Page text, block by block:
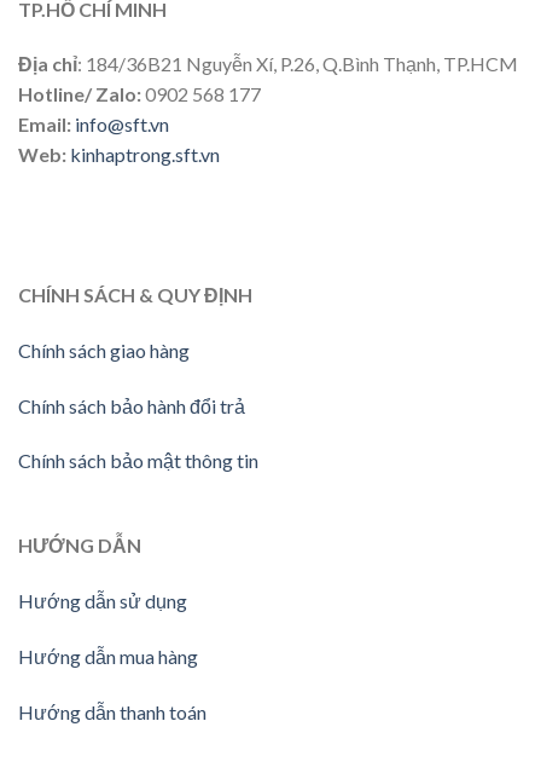
TP.HỒ CHÍ MINH
Địa chỉ: 184/36B21 Nguyễn Xí, P.26, Q.Bình Thạnh, TP.HCM
Hotline/ Zalo:0902 568 177
Email: info@sft.vn
Web: kinhaptrong.sft.vn
CHÍNH SÁCH & QUY ĐỊNH
Chính sách giao hàng
Chính sách bảo hành đổi trả
Chính sách bảo mật thông tin
HƯỚNG DẪN
Hướng dẫn sử dụng
Hướng dẫn mua hàng
Hướng dẫn thanh toán